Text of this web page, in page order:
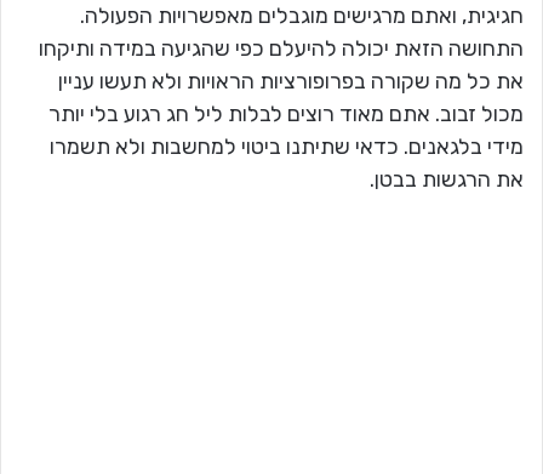
חגיגית, ואתם מרגישים מוגבלים מאפשרויות הפעולה.
התחושה הזאת יכולה להיעלם כפי שהגיעה במידה ותיקחו
את כל מה שקורה בפרופורציות הראויות ולא תעשו עניין
מכול זבוב. אתם מאוד רוצים לבלות ליל חג רגוע בלי יותר
מידי בלגאנים. כדאי שתיתנו ביטוי למחשבות ולא תשמרו
את הרגשות בבטן.